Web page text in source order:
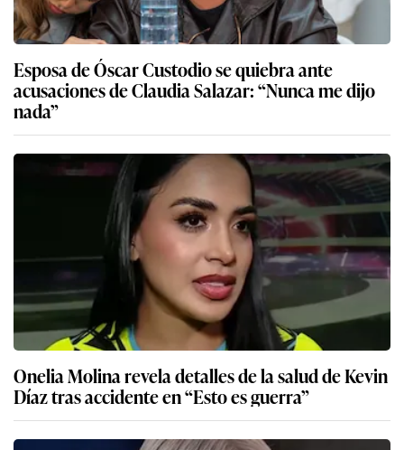
Esposa de Óscar Custodio se quiebra ante
acusaciones de Claudia Salazar: “Nunca me dijo
nada”
Onelia Molina revela detalles de la salud de Kevin
Díaz tras accidente en “Esto es guerra”